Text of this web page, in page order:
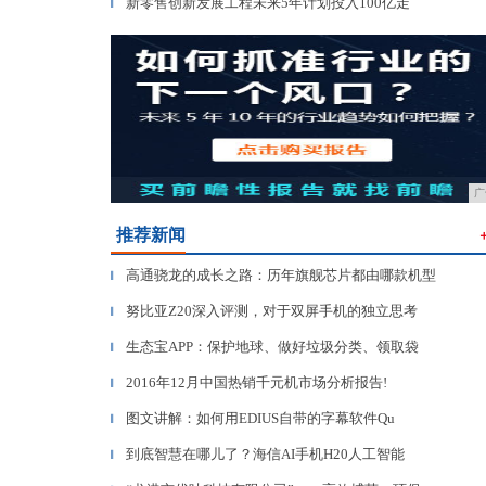
▎
推荐新闻
▎ 高通骁龙的成长之路：历年旗舰芯片都由哪款机型
▎ 努比亚Z20深入评测，对于双屏手机的独立思考
▎ 生态宝APP：保护地球、做好垃圾分类、领取袋
▎ 2016年12月中国热销千元机市场分析报告!
▎ 图文讲解：如何用EDIUS自带的字幕软件Qu
▎ 到底智慧在哪儿了？海信AI手机H20人工智能